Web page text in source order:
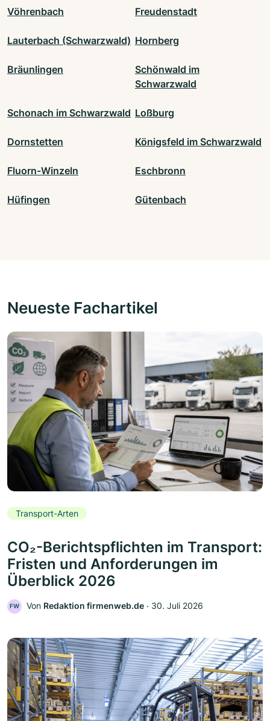
Vöhrenbach Freudenstadt
Lauterbach (Schwarzwald) Hornberg
Bräunlingen
Schönwald im
Schwarzwald
Schonach im Schwarzwald Loßburg
Dornstetten Königsfeld im Schwarzwald
Fluorn-Winzeln Eschbronn
Hüfingen Gütenbach
Neueste Fachartikel
Transport-Arten
CO₂-Berichtspflichten im Transport:
Fristen und Anforderungen im
Überblick 2026
FW Von Redaktion firmenweb.de ‧ 30. Juli 2026